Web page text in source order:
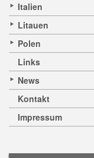
Italien
Litauen
Polen
Links
News
Kontakt
Impressum